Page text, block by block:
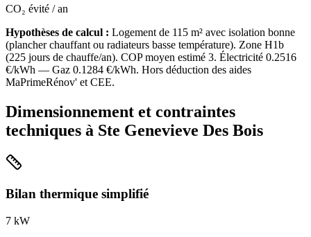
CO₂ évité / an
Hypothèses de calcul : Logement de 115 m² avec isolation bonne
(plancher chauffant ou radiateurs basse température). Zone H1b
(225 jours de chauffe/an). COP moyen estimé 3. Électricité 0.2516
€/kWh — Gaz 0.1284 €/kWh. Hors déduction des aides
MaPrimeRénov' et CEE.
Dimensionnement et contraintes
techniques à Ste Genevieve Des Bois
Bilan thermique simplifié
7 kW